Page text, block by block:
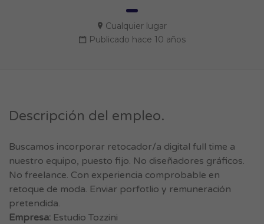
Cualquier lugar
Publicado hace 10 años
Descripción del empleo.
Buscamos incorporar retocador/a digital full time a
nuestro equipo, puesto fijo. No diseñadores gráficos.
No freelance. Con experiencia comprobable en
retoque de moda. Enviar porfotlio y remuneración
pretendida.
Empresa: Estudio Tozzini